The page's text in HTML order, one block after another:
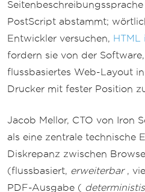
PostScript abstammt;
Entwickler versuchen, HTML
fordern sie von der
flussbasiertes Web-Layout
Drucker mit fester Position
Jacob Mellor, CTO von Iron
als eine zentrale technische
Diskrepanz zwischen
(flussbasiert, erweiterbar,
PDF-Ausgabe (